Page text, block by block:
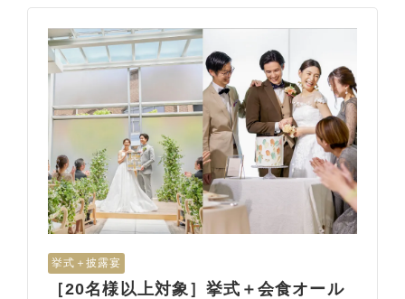
挙式＋披露宴
［20名様以上対象］挙式＋会食オール